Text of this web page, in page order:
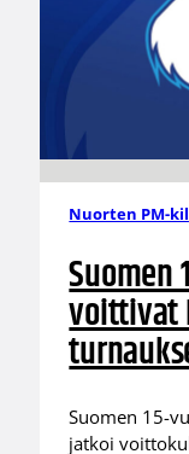
Nuorten PM-
voittivat
Suomen 15-
jatkoi